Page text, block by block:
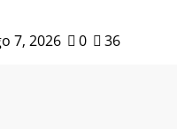
7, 2026 0 36